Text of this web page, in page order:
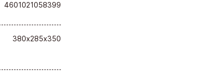
4601021058399
380х285х350